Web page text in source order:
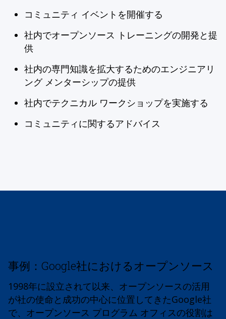
コミュニティ イベントを開催する
社内でオープンソース トレーニングの開発と提
供
社内の専門知識を拡大するためのエンジニアリ
ング メンターシップの提供
社内でテクニカル ワークショップを実施する
コミュニティに関するアドバイス
事例：Google社におけるオープンソース
1998年に設立されて以来、オープンソースの活用
が社の使命と成功の中心に位置してきたGoogle社
で、オープンソース プログラム オフィスの役割は